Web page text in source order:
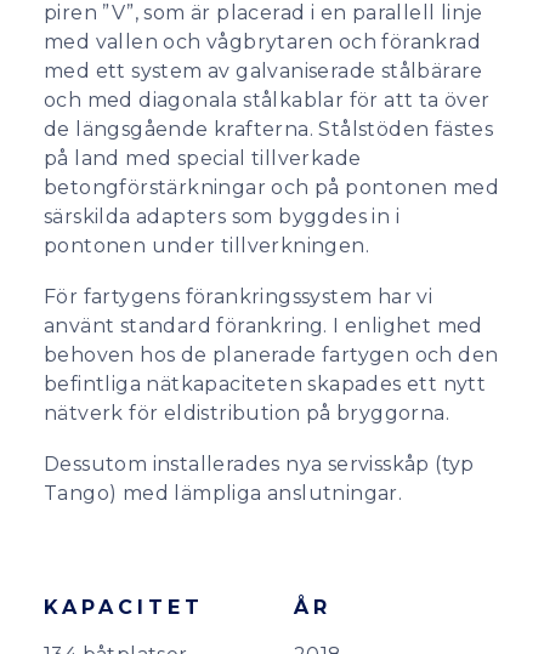
piren ”V”, som är placerad i en parallell linje
med vallen och vågbrytaren och förankrad
med ett system av galvaniserade stålbärare
och med diagonala stålkablar för att ta över
de längsgående krafterna. Stålstöden fästes
på land med special tillverkade
betongförstärkningar och på pontonen med
särskilda adapters som byggdes in i
pontonen under tillverkningen.
För fartygens förankringssystem har vi
använt standard förankring. I enlighet med
behoven hos de planerade fartygen och den
befintliga nätkapaciteten skapades ett nytt
nätverk för eldistribution på bryggorna.
Dessutom installerades nya servisskåp (typ
Tango) med lämpliga anslutningar.
KAPACITET ÅR